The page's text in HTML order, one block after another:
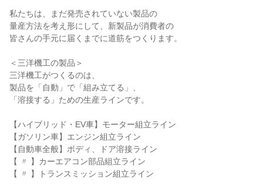
私たちは、まだ発売されていない製品の
量産方法を考え形にして、新製品が消費者の
皆さんの手元に届くまでに道筋をつくります。
＜三洋機工の製品＞
三洋機工がつくるのは、
製品を「自動」で「組み立てる」、
「溶接する」ための生産ラインです。
【ハイブリッド・EV車】モーター組立ライン
【ガソリン車】エンジン組立ライン
【自動車全般】ボディ、ドア溶接ライン
【 〃 】カーエアコン部品組立ライン
【 〃 】トランスミッション組立ライン